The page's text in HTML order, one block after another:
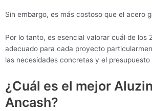
Sin embargo, es más costoso que el acero
Por lo tanto, es esencial valorar cuál de los
adecuado para cada proyecto
las necesidades concretas y el presupuesto
¿Cuál es el mejor
Ancash?